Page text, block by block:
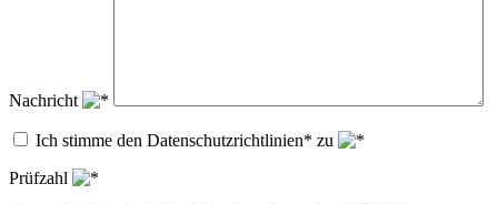
Nachricht
Ich stimme den Datenschutzrichtlinien* zu
Prüfzahl